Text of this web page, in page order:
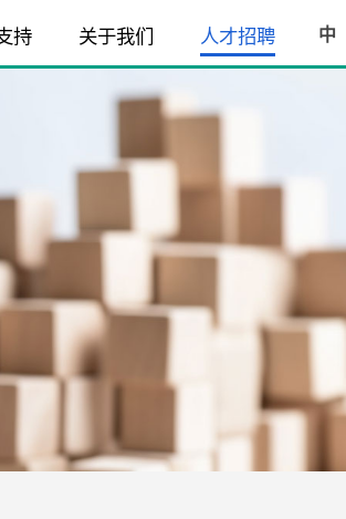
持 关于我们 人才招聘 中